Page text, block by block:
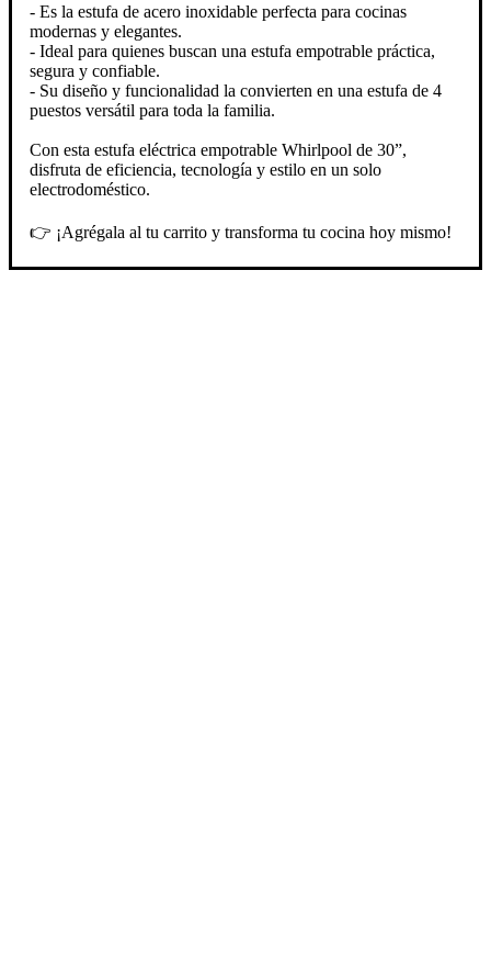
- Es la estufa de acero inoxidable perfecta para cocinas
modernas y elegantes.
- Ideal para quienes buscan una estufa empotrable práctica,
segura y confiable.
- Su diseño y funcionalidad la convierten en una estufa de 4
puestos versátil para toda la familia.
Con esta estufa eléctrica empotrable Whirlpool de 30”,
disfruta de eficiencia, tecnología y estilo en un solo
electrodoméstico.
👉 ¡Agrégala al tu carrito y transforma tu cocina hoy mismo!